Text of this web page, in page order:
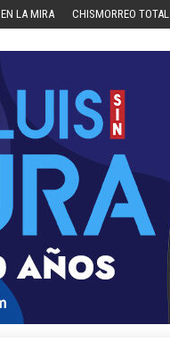
EN LA MIRA CHISMORREO TOTAL